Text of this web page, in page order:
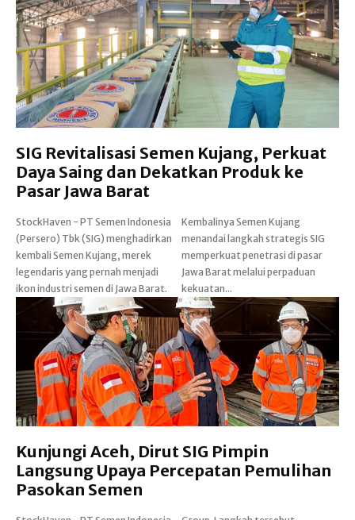
SIG Revitalisasi Semen Kujang, Perkuat
Daya Saing dan Dekatkan Produk ke
Pasar Jawa Barat
StockHaven - PT Semen Indonesia
(Persero) Tbk (SIG) menghadirkan
kembali Semen Kujang, merek
legendaris yang pernah menjadi
ikon industri semen di Jawa Barat.
Kembalinya Semen Kujang
menandai langkah strategis SIG
memperkuat penetrasi di pasar
Jawa Barat melalui perpaduan
kekuatan...
Kunjungi Aceh, Dirut SIG Pimpin
Langsung Upaya Percepatan Pemulihan
Pasokan Semen